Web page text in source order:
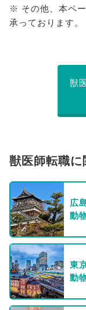
※ その他、本ペ
承っております。
獣
獣医師転職に
広
動
東
動